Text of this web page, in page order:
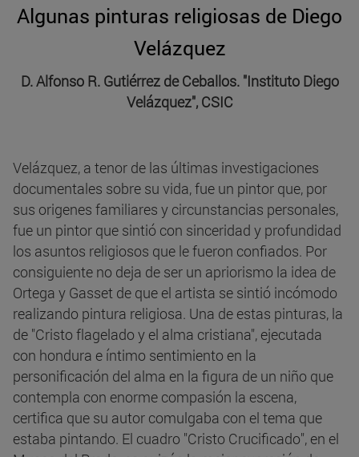
Algunas pinturas religiosas de Diego
Velázquez
D. Alfonso R. Gutiérrez de Ceballos. "Instituto Diego
Velázquez", CSIC
Velázquez, a tenor de las últimas investigaciones
documentales sobre su vida, fue un pintor que, por
sus origenes familiares y circunstancias personales,
fue un pintor que sintió con sinceridad y profundidad
los asuntos religiosos que le fueron confiados. Por
consiguiente no deja de ser un apriorismo la idea de
Ortega y Gasset de que el artista se sintió incómodo
realizando pintura religiosa. Una de estas pinturas, la
de "Cristo flagelado y el alma cristiana", ejecutada
con hondura e íntimo sentimiento en la
personificación del alma en la figura de un niño que
contempla con enorme compasión la escena,
certifica que su autor comulgaba con el tema que
estaba pintando. El cuadro "Cristo Crucificado", en el